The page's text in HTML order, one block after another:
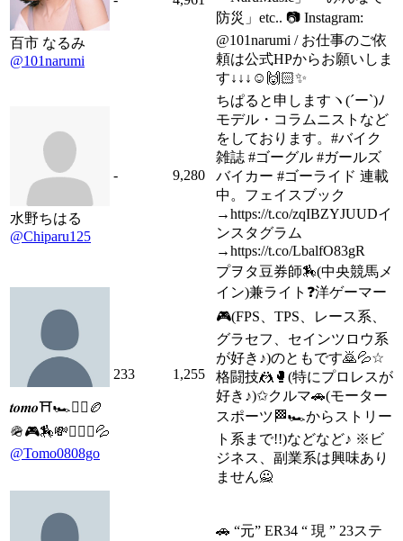
百市 なるみ
@101narumi
防災」etc.. 📷 Instagram:
@101narumi / お仕事のご依
頼は公式HPからお願いしま
す↓↓↓☺️🙌🏻✨
水野ちはる
@Chiparu125
- 9,280
ちぱると申しますヽ(´ー`)ﾉ
モデル・コラムニストなど
をしております。#バイク
雑誌 #ゴーグル #ガールズ
バイカー #ゴーライド 連載
中。フェイスブック
→https://t.co/zqIBZYJUUDイ
ンスタグラム
→https://t.co/LbalfO83gR
𝒕𝒐𝒎𝒐⛩️🏎🤼‍♂️🏉
🪖🎮🏇💸🤦🏻‍♀️💦
@Tomo0808go
233 1,255
プヲタ豆券師🏇(中央競馬メ
イン)兼ライト❓洋ゲーマー
🎮(FPS、TPS、レース系、
グラセフ、セインツロウ系
が好き♪)のともです🙇💦☆
格闘技🤼🥊(特にプロレスが
好き♪)✩クルマ🚗(モーター
スポーツ🏁🏎からストリー
ト系まで!!)などなど♪ ※ビ
ジネス、副業系は興味あり
ません🙅
🚗 “元” ER34 “ 現 ” 23ステ